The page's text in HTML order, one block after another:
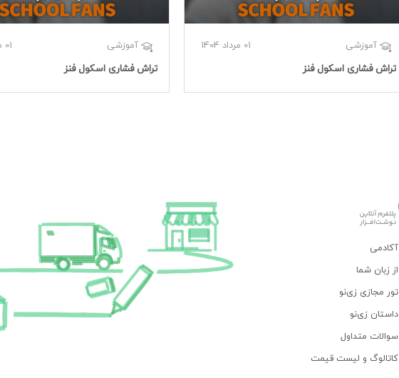
آموزشی 01 مرداد 1404
تراش فشاری اسکول فنز
آموزشی 01 مرداد 1404
تراش فشاری اسکول فنز
آکادمی
از زبان شما
تور مجازی زی‌نو
داستان زی‌نو
سوالات متداول
کاتالوگ و لیست قیمت